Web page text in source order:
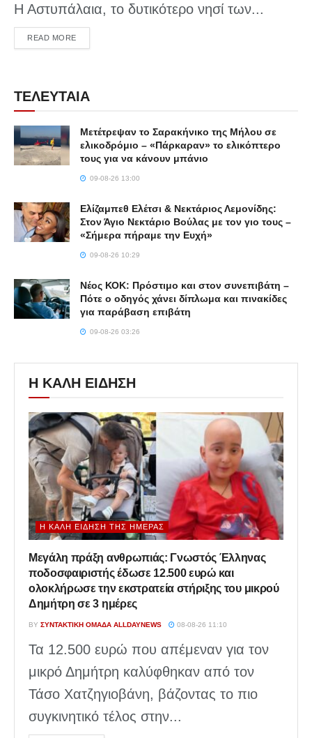
Η Αστυπάλαια, το δυτικότερο νησί των...
READ MOREDETAILS
ΤΕΛΕΥΤΑΙΑ
Μετέτρεψαν το Σαρακήνικο της Μήλου σε
ελικοδρόμιο – «Πάρκαραν» το ελικόπτερο
τους για να κάνουν μπάνιο
09-08-26 13:00
Ελίζαμπεθ Ελέτσι & Νεκτάριος Λεμονίδης:
Στον Άγιο Νεκτάριο Βούλας με τον γιο τους –
«Σήμερα πήραμε την Ευχή»
09-08-26 10:29
Νέος ΚΟΚ: Πρόστιμο και στον συνεπιβάτη –
Πότε ο οδηγός χάνει δίπλωμα και πινακίδες
για παράβαση επιβάτη
09-08-26 03:26
Η ΚΑΛΗ ΕΙΔΗΣΗ
Η ΚΑΛΉ ΕΊΔΗΣΗ ΤΗΣ ΗΜΈΡΑΣ
Μεγάλη πράξη ανθρωπιάς: Γνωστός Έλληνας
ποδοσφαιριστής έδωσε 12.500 ευρώ και
ολοκλήρωσε την εκστρατεία στήριξης του μικρού
Δημήτρη σε 3 ημέρες
BY ΣΥΝΤΑΚΤΙΚΉ ΟΜΆΔΑ ALLDAYNEWS 08-08-26 11:10
Τα 12.500 ευρώ που απέμεναν για τον
μικρό Δημήτρη καλύφθηκαν από τον
Τάσο Χατζηγιοβάνη, βάζοντας το πιο
συγκινητικό τέλος στην...